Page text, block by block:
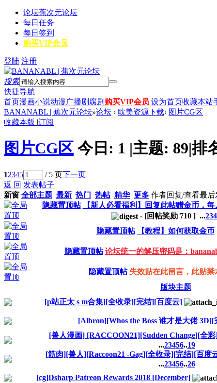
论坛蕉次元论坛
每日任务
每日签到
购买VIP会员
登陆 注册
搜索
快捷导航
首页漫画小说动漫广播剧 腐剧 购买VIP会员 设为首页收藏本站
BANANABL | 蕉次元论坛»论坛 › 耽美资源下载› 图片CG区
收藏本版 |订阅
图片CG区 今日: 1 |主题: 89|排
12345 / 5 页下一页
返 回 发表帖子
新窗 全部主题 最新 热门 热帖 精华 更多 作者回复/查看最后
隐藏置顶帖
【新人必看福利】回复此帖赠金币，
- [回帖奖励 710] ...234
隐藏置顶帖
【教程】如何获取金币
隐藏置顶帖 论坛统一的解压密码是：
隐藏置顶帖 失效贴在此留言，此贴禁
版块主题
[p站正太 s m合集][全收录][完结][百度云]
[Albron][Whos the Boss 谁才是大佬
[兽人漫画] [RACCOON21][Sudden Change][全
...23456..19
[筋肉][兽人][Raccoon21 -Gag][全收录][完结][百度
...23456..26
[cg]Dsharp Patreon Rewards 2018 [December]